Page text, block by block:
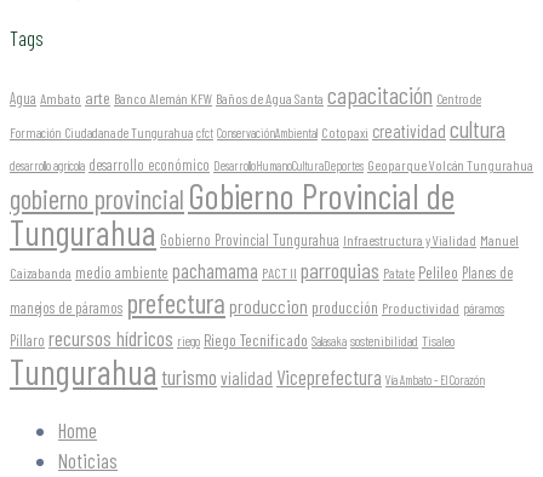
Tags
Agua Ambato arte Banco Alemán KFW Baños de Agua Santa capacitación Centro de
Formación Ciudadana de Tungurahua cfct ConservaciónAmbiental Cotopaxi creatividad cultura
desarrollo agrícola desarrollo económico DesarrolloHumanoCulturaDeportes Geoparque Volcán Tungurahua
gobierno provincial Gobierno Provincial de
Tungurahua Gobierno Provincial Tungurahua Infraestructura y Vialidad Manuel
Caizabanda medio ambiente pachamama PACT II parroquias Patate Pelileo Planes de
manejos de páramos prefectura produccion producción Productividad páramos
Píllaro recursos hídricos riego Riego Tecnificado Salasaka sostenibilidad Tisaleo
Tungurahua turismo vialidad Viceprefectura Vía Ambato - El Corazón
Home
Noticias